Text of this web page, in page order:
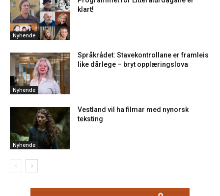
Nyhende
klart!
Nyhende
Språkrådet: Stavekontrollane er framleis
like dårlege – bryt opplæringslova
Nyhende
Vestland vil ha filmar med nynorsk
teksting